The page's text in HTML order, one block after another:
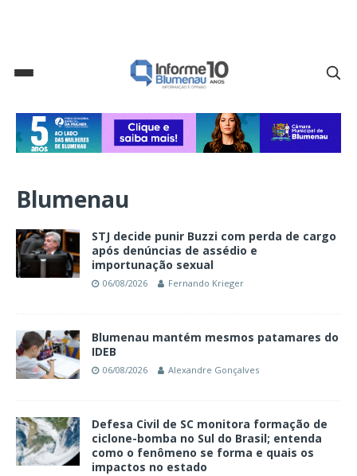
Blumenau
STJ decide punir Buzzi com perda de cargo
após denúncias de assédio e
importunação sexual
06/08/2026 Fernando Krieger
Blumenau mantém mesmos patamares do
IDEB
06/08/2026 Alexandre Gonçalves
Defesa Civil de SC monitora formação de
ciclone-bomba no Sul do Brasil; entenda
como o fenômeno se forma e quais os
impactos no estado